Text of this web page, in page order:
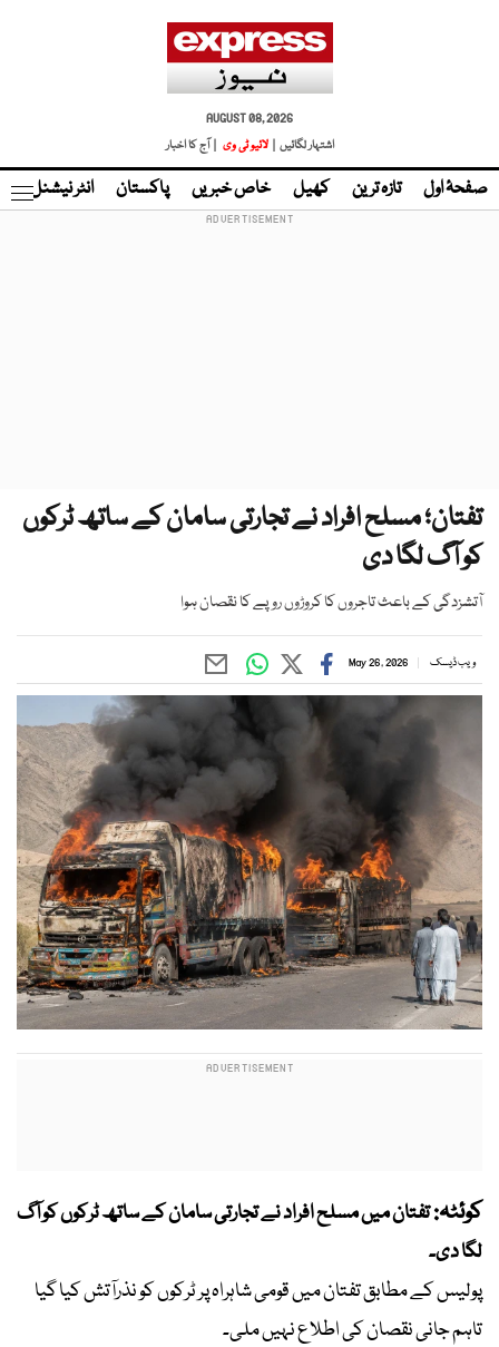
AUGUST 08, 2026
اشتہار لگائیں |
لائیو ٹی وی | آج کا اخبار
صفحۂ اول تازہ ترین کھیل خاص خبریں پاکستان انٹر نیشنل
تفتان؛ مسلح افراد نے تجارتی سامان کے ساتھ ٹرکوں
کو آگ لگا دی
آتشزدگی کے باعث تاجروں کا کروڑوں روپے کا نقصان ہوا
ویب ڈیسک May 26, 2026
کوئٹہ:تفتان میں مسلح افراد نے تجارتی سامان کے ساتھ ٹرکوں کو آگ
لگا دی۔
پولیس کے مطابق تفتان میں قومی شاہراہ پر ٹرکوں کو نذرآتش کیا گیا
تاہم جانی نقصان کی اطلاع نہیں ملی۔